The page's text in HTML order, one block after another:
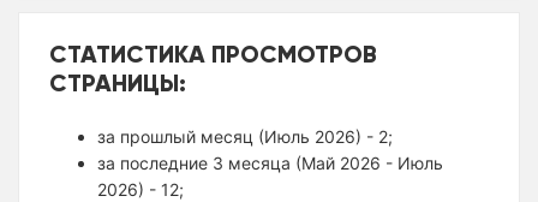
СТАТИСТИКА ПРОСМОТРОВ
СТРАНИЦЫ:
за прошлый месяц (Июль 2026) - 2;
за последние 3 месяца (Май 2026 - Июль
2026) - 12;